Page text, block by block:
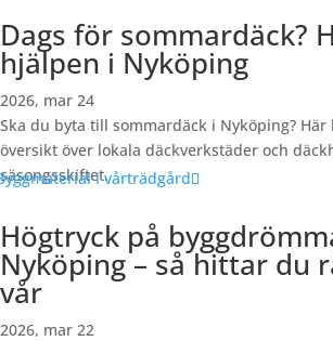
Dags för sommardäck?
hjälpen i Nyköping
2026, mar 24
Ska du byta till sommardäck i Nyköping?
översikt över lokala däckverkstäder och
säsongsskiftet.
Högtryck på
Nyköping – så hittar du
vår
2026, mar 22